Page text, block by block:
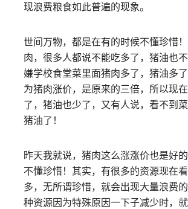
现浪费粮食如此普遍的现象。
世间万物，都是在有的时候不懂珍惜
肉，很多人都说不能吃多了，猪油也
嫌学校食堂菜里面猪肉多了，猪油多
为猪肉涨价，是原来的三倍，所以现
了，猪油也少了，又有人说，看不到
猪油了！
昨天我就说，猪肉这么涨涨价也是好
不懂珍惜！其实，有很多的资源现在
多，无所谓珍惜，就会出现大量浪费
种资源因为特殊原因一下子减少时，